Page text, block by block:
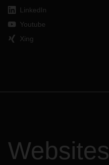
LinkedIn
Youtube
Xing
Websites